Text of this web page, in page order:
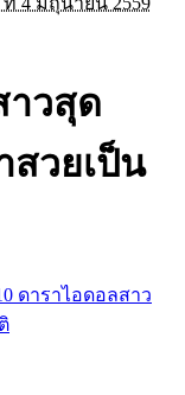
าวสุด
สวยเป็น
ดาราไอดอลสาว